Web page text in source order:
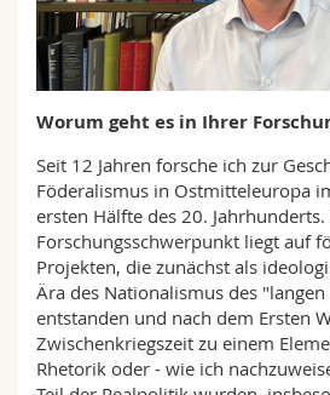
Math.-Nat. und Med. Fak.
Interfakultär
Mitarbeitende
Doktorierende
Webmail
Vorlesungsverzeichnis
Worum geht es in Ihrer
Seit 12 Jahren forsche ich zur
Föderalismus in Ostmitteleuropa
ersten Hälfte des 20. Jahrhunderts.
Forschungsschwerpunkt liegt auf
Projekten, die zunächst als
Ära des Nationalismus des
entstanden und nach dem Ersten
Zwischenkriegszeit zu einem
Rhetorik oder - wie ich